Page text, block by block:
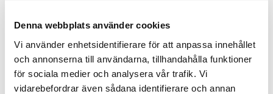
Denna webbplats använder cookies
Vi använder enhetsidentifierare för att anpassa innehållet
och annonserna till användarna, tillhandahålla funktioner
för sociala medier och analysera vår trafik. Vi
vidarebefordrar även sådana identifierare och annan
PUBLICERAD 2024-02-07